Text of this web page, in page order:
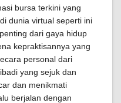
bursa terkini yang
dunia virtual seperti ini
dari gaya hidup
kepraktisannya yang
personal dari
yang sejuk dan
dan menikmati
berjalan dengan